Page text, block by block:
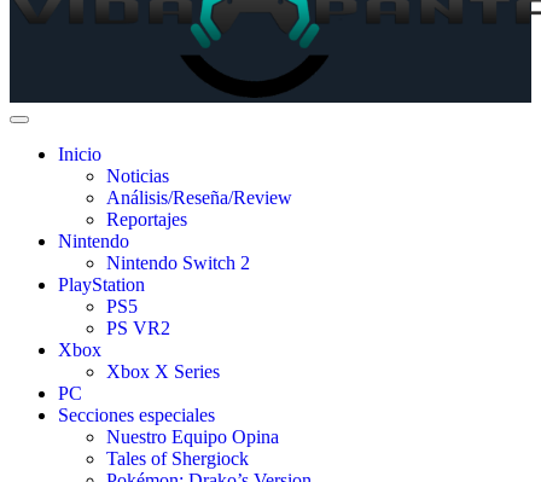
Inicio
Noticias
Análisis/Reseña/Review
Reportajes
Nintendo
Nintendo Switch 2
PlayStation
PS5
PS VR2
Xbox
Xbox X Series
PC
Secciones especiales
Nuestro Equipo Opina
Tales of Shergiock